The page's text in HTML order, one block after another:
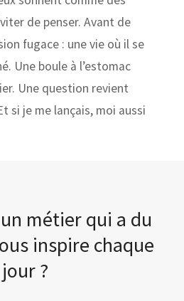
de penser. Avant de
fugace : une vie où il se
Une boule à l’estomac
Une question revient
si je me lançais, moi aussi
métier qui a du
inspire chaque
jour ?